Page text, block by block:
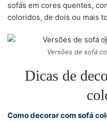
sofás em cores quentes,
coloridos, de dois ou mais
Versões de sofá
Dicas de
Como decorar com sofá